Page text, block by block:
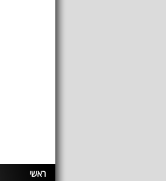
ראשי